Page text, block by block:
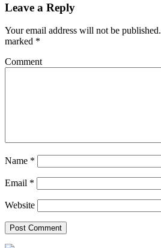
Leave a Reply
Your email address will not be published.
marked *
Comment
Name *
Email *
Website